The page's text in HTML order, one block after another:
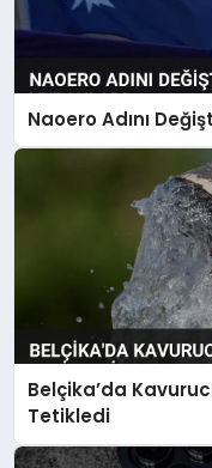
Naoero Adını
Belçika’da
Tetikledi